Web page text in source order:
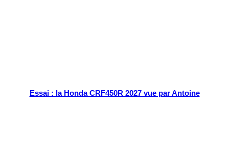
Essai : la Honda CRF450R 2027 vue par Antoine